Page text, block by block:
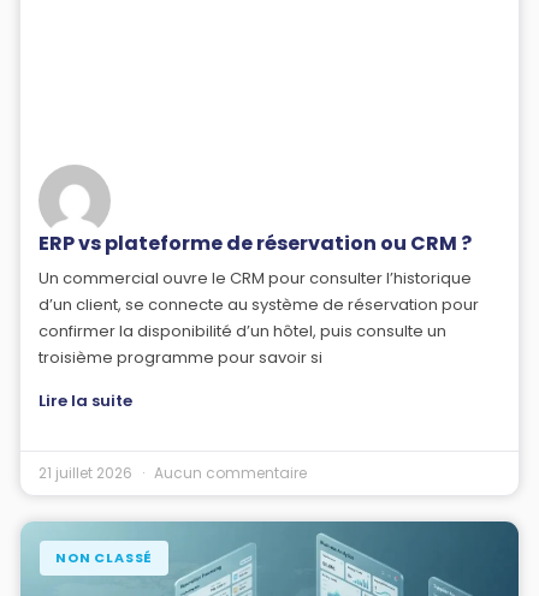
ERP vs plateforme de réservation ou CRM ?
Un commercial ouvre le CRM pour consulter l’historique
d’un client, se connecte au système de réservation pour
confirmer la disponibilité d’un hôtel, puis consulte un
troisième programme pour savoir si
Lire la suite
21 juillet 2026 Aucun commentaire
NON CLASSÉ